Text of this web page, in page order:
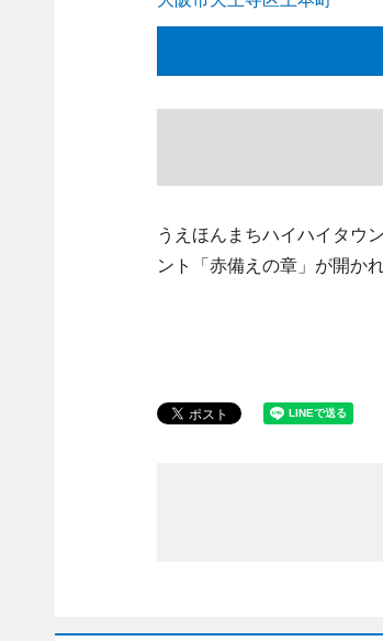
うえほんまちハイハイタウ
ント「赤備えの章」が開かれ